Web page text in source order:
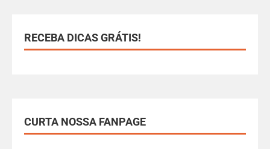
RECEBA DICAS GRÁTIS!
CURTA NOSSA FANPAGE